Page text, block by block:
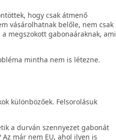
hogy csak átmenő
vásárolhatnak belőle, nem csak
megszokott gabonaáraknak, ami
mintha nem is létezne.
különbözőek. Felsorolásuk
a durván szennyezet gabonát
már nem EU, ahol ilyen is